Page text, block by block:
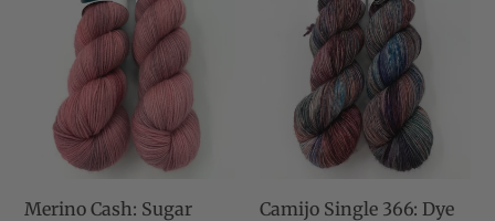
Merino Cash: Sugar
#0430
Camijo Single 366: Dye